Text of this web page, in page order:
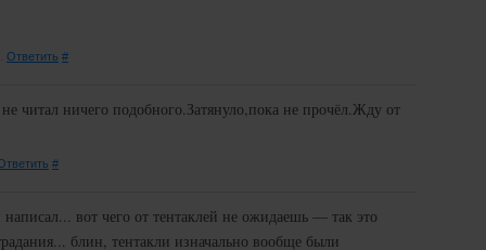
Ответить #
читал ничего подобного.Затянуло,пока не прочёл.Жду от
#
вот чего от тентаклей не ожидаешь — так это
блин, тентакли изначально вообще были